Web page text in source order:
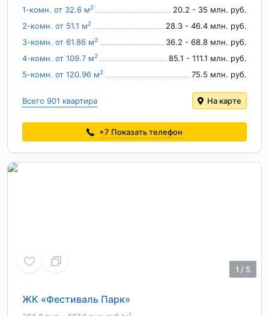
1-комн. от 32.6 м2
20.2 - 35 млн. руб.
2-комн. от 51.1 м2
28.3 - 46.4 млн. руб.
3-комн. от 61.86 м2
36.2 - 68.8 млн. руб.
4-комн. от 109.7 м2
85.1 - 111.1 млн. руб.
5-комн. от 120.96 м2 75.5 млн. руб.
Всего 901 квартира На карте
+7 Показать телефон
1 / 5
ЖК «Фестиваль Парк»
2